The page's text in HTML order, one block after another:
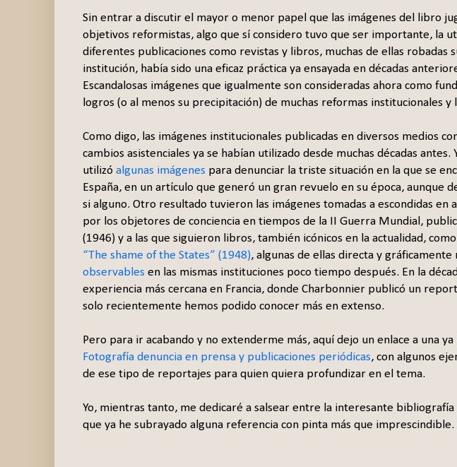
Sin entrar a discutir el mayor o menor papel que las imágenes del libro
objetivos reformistas, algo que sí considero tuvo que ser importante, la
diferentes publicaciones como revistas y libros, muchas de ellas robadas
institución, había sido una eficaz práctica ya ensayada en décadas
Escandalosas imágenes que igualmente son consideradas ahora como
logros (o al menos su precipitación) de muchas reformas institucionales y
Como digo, las imágenes institucionales publicadas en diversos medios
cambios asistenciales ya se habían utilizado desde muchas décadas antes.
utilizó algunas imágenes para denunciar la triste situación en la que se
España, en un artículo que generó un gran revuelo en su época, aunque
si alguno. Otro resultado tuvieron las imágenes tomadas a escondidas en
por los objetores de conciencia en tiempos de la II Guerra Mundial,
(1946) y a las que siguieron libros, también icónicos en la actualidad, como
“The shame of the States” (1948), algunas de ellas directa y gráficamente
observables en las mismas instituciones poco tiempo después. En la
experiencia más cercana en Francia, donde Charbonnier publicó un
solo recientemente hemos podido conocer más en extenso.
Pero para ir acabando y no extenderme más, aquí dejo un enlace a una
Fotografía denuncia en prensa y publicaciones periódicas, con algunos
de ese tipo de reportajes para quien quiera profundizar en el tema.
Yo, mientras tanto, me dedicaré a salsear entre la interesante
que ya he subrayado alguna referencia con pinta más que imprescindible.